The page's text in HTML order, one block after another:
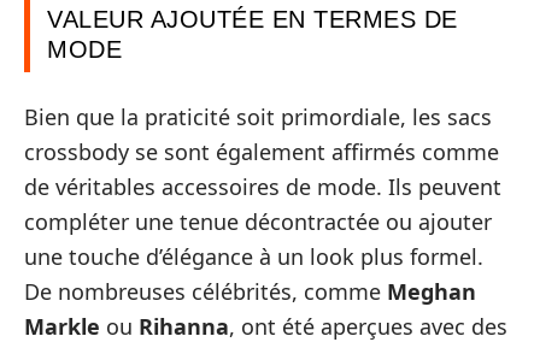
VALEUR AJOUTÉE EN TERMES DE
MODE
Bien que la praticité soit primordiale, les sacs
crossbody se sont également affirmés comme
de véritables accessoires de mode. Ils peuvent
compléter une tenue décontractée ou ajouter
une touche d’élégance à un look plus formel.
De nombreuses célébrités, comme Meghan
Markle ou Rihanna, ont été aperçues avec des